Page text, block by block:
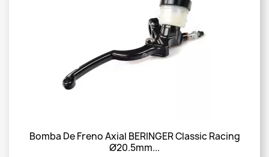
Bomba De Freno Axial BERINGER Classic Racing
Ø20.5mm...